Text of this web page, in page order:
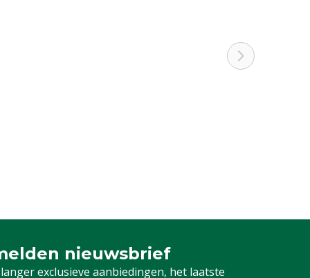
nieuwsbrief
exclusieve aanbiedingen, het laatste
in voor onze nieuwsbrief